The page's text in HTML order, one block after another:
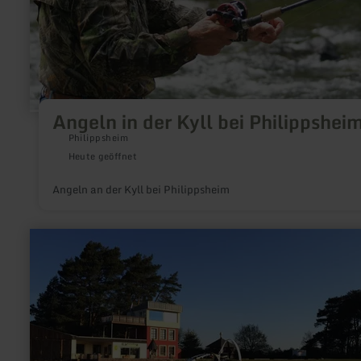
Angeln in der Kyll bei
Philippsheim
Heute geöffnet
Angeln an der Kyll bei Philippsheim
Trike-
Rundflüge
Michael
Reinhardt